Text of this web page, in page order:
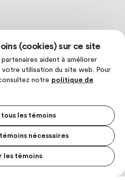
(cookies) sur ce site
aident à améliorer
utilisation du site web. Pour
notre politique de
les témoins
nécessaires
les témoins
MENU